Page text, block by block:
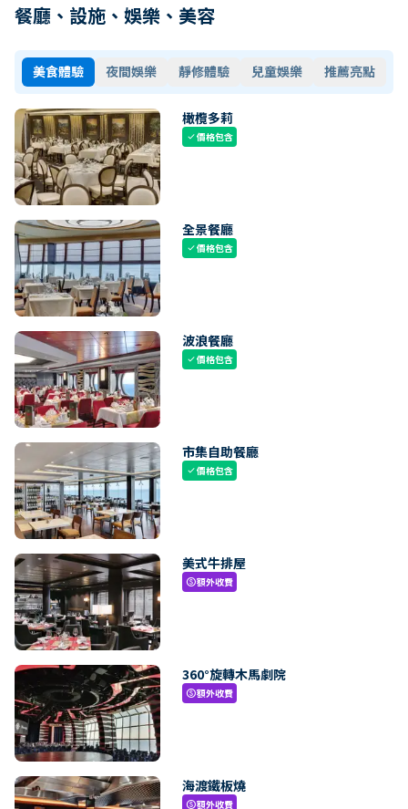
餐廳、設施、娛樂、美容
美食體驗 夜間娛樂 靜修體驗 兒童娛樂 推薦亮點
橄欖多莉
check價格包含
全景餐廳
check價格包含
波浪餐廳
check價格包含
市集自助餐廳
check價格包含
美式牛排屋
paid額外收費
360°旋轉木馬劇院
paid額外收費
海渡鐵板燒
paid額外收費